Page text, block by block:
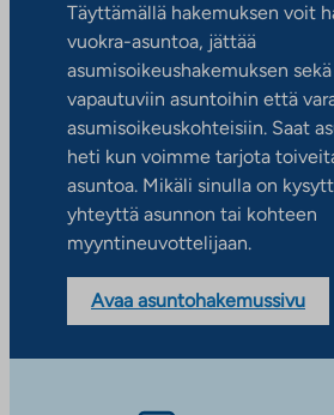
Täyttämällä hakemuksen voit
vuokra-asuntoa, jättää
asumisoikeushakemuksen
vapautuviin asuntoihin että
asumisoikeuskohteisiin. Saat
heti kun voimme tarjota
asuntoa. Mikäli sinulla on
yhteyttä asunnon tai kohteen
myyntineuvottelijaan.
Avaa asuntohakemussivu